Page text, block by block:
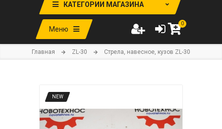
КАТЕГОРИИ МАГАЗИНА
Меню
0
Главная ZL-30 Стрела, навесное, кузов ZL-30
NEW